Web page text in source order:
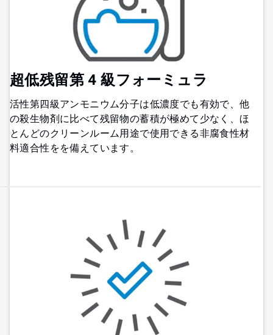
超低残留第 4 級フォーミュラ
活性第四級アンモニウム分子は低濃度でも有効で、他
の殺生物剤に比べて残留物の蓄積が極めて少なく、ほ
とんどのクリーンルーム用途で使用できる非腐食性材
料適合性をを備えています。